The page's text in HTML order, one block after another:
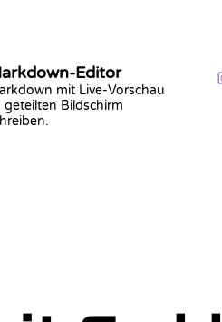
Editor
mit Live-Vorschau
geteilten Bildschirm